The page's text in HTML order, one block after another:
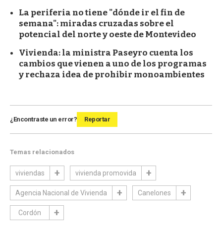
La periferia no tiene "dónde ir el fin de
semana": miradas cruzadas sobre el
potencial del norte y oeste de Montevideo
Vivienda: la ministra Paseyro cuenta los
cambios que vienen a uno de los programas
y rechaza idea de prohibir monoambientes
¿Encontraste un error? Reportar
Temas relacionados
viviendas vivienda promovida
Agencia Nacional de Vivienda Canelones
Cordón